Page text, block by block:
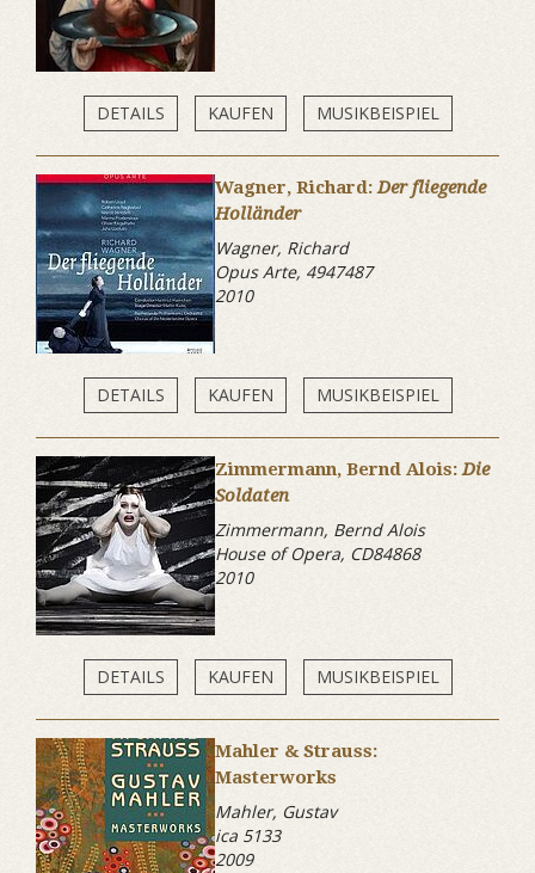
DETAILS KAUFEN MUSIKBEISPIEL
Wagner, Richard:Der fliegende
Holländer
Wagner, Richard
Opus Arte, 4947487
2010
DETAILS KAUFEN MUSIKBEISPIEL
Zimmermann, Bernd Alois:Die
Soldaten
Zimmermann, Bernd Alois
House of Opera, CD84868
2010
DETAILS KAUFEN MUSIKBEISPIEL
Mahler & Strauss:
Masterworks
Mahler, Gustav
ica 5133
2009